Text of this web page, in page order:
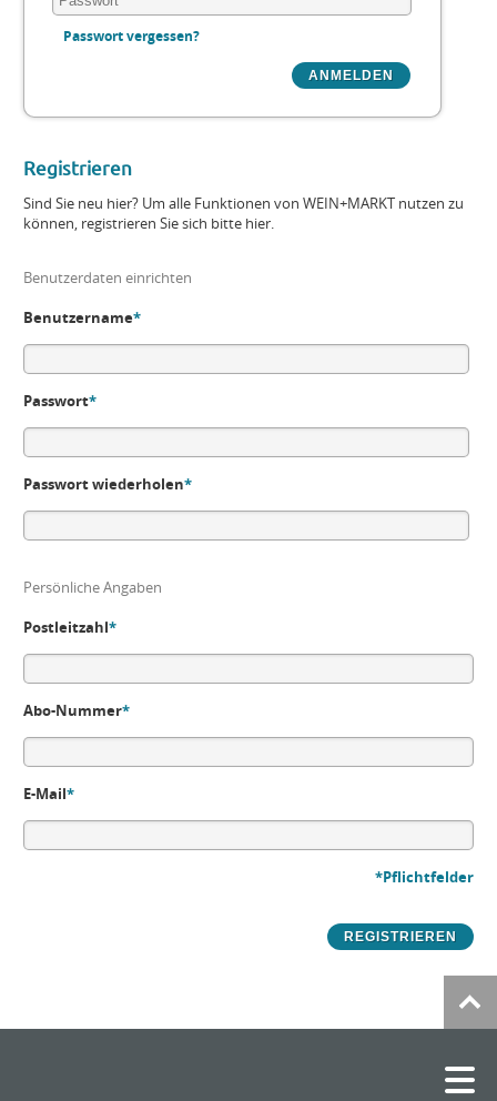
Passwort vergessen?
Registrieren
Sind Sie neu hier? Um alle Funktionen von WEIN+MARKT nutzen zu
können, registrieren Sie sich bitte hier.
Benutzerdaten einrichten
Benutzername*
Passwort*
Passwort wiederholen*
Persönliche Angaben
Postleitzahl*
Abo-Nummer*
E-Mail*
*Pflichtfelder